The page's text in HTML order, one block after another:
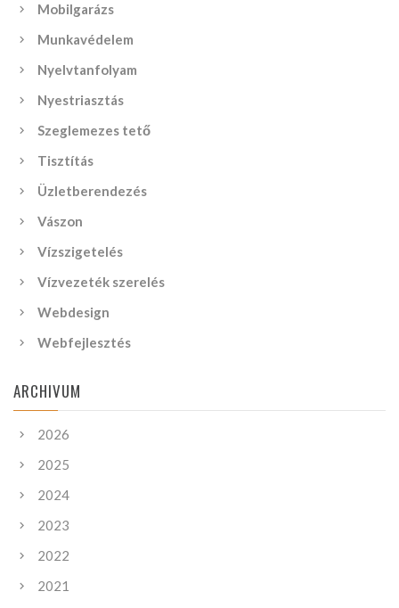
Mobilgarázs
Munkavédelem
Nyelvtanfolyam
Nyestriasztás
Szeglemezes tető
Tisztítás
Üzletberendezés
Vászon
Vízszigetelés
Vízvezeték szerelés
Webdesign
Webfejlesztés
ARCHIVUM
2026
2025
2024
2023
2022
2021